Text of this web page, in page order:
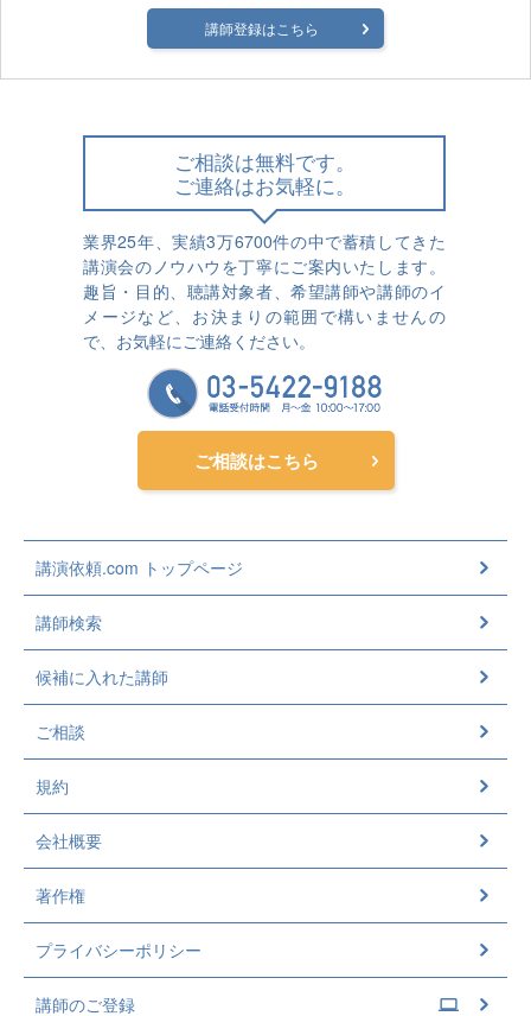
講師登録はこちら
ご相談は無料です。
ご連絡はお気軽に。
業界25年、実績3万6700件の中で蓄積してきた
講演会のノウハウを丁寧にご案内いたします。
趣旨・目的、聴講対象者、希望講師や講師のイ
メージなど、お決まりの範囲で構いませんの
で、お気軽にご連絡ください。
ご相談はこちら
講演依頼.com トップページ
講師検索
候補に入れた講師
ご相談
規約
会社概要
著作権
プライバシーポリシー
講師のご登録